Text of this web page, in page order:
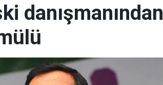
danışmanından